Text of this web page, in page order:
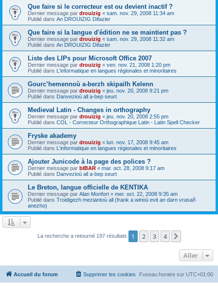
Que faire si le correcteur est ou devient inactif ?
Dernier message par drouizig « sam. nov. 29, 2008 11:34 am
Publié dans An DROUIZIG Difazier
Que faire si la langue d'édition ne se maintient pas ?
Dernier message par drouizig « sam. nov. 29, 2008 11:32 am
Publié dans An DROUIZIG Difazier
Liste des LIPs pour Microsoft Office 2007
Dernier message par drouizig « ven. nov. 21, 2008 1:20 pm
Publié dans L'informatique en langues régionales et minoritaires
Gourc’hemennoù a-berzh skipailh Kelenn
Dernier message par drouizig « jeu. nov. 20, 2008 9:21 pm
Publié dans Danvezioù all a-bep seurt
Medieval Latin - Changes in orthography
Dernier message par drouizig « jeu. nov. 20, 2008 2:55 pm
Publié dans COL - Correcteur Orthographique Latin - Latin Spell Checker
Fryske akademy
Dernier message par drouizig « lun. nov. 17, 2008 9:45 am
Publié dans L'informatique en langues régionales et minoritaires
Ajouter Junicode à la page des polices ?
Dernier message par bIBAR « mar. oct. 28, 2008 9:17 am
Publié dans Danvezioù all a-bep seurt
Le Breton, langue officielle de KENTIKA
Dernier message par Alan Monfort « mer. oct. 22, 2008 9:35 am
Publié dans Troidigezh meziantoù all (frank a wirioù evit an darn vrasañ
anezho)
La recherche a retourné 197 résultats 1 2 3 4
Aller
Accueil du forum Fuseau horaire sur UTC+01:00
Supprimer les cookies